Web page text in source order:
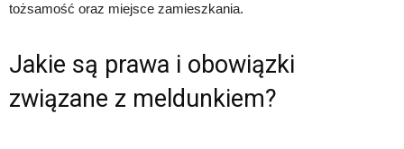
tożsamość oraz miejsce zamieszkania.
Jakie są prawa i obowiązki
związane z meldunkiem?